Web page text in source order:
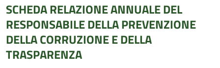
SCHEDA RELAZIONE ANNUALE DEL
RESPONSABILE DELLA PREVENZIONE
DELLA CORRUZIONE E DELLA
TRASPARENZA